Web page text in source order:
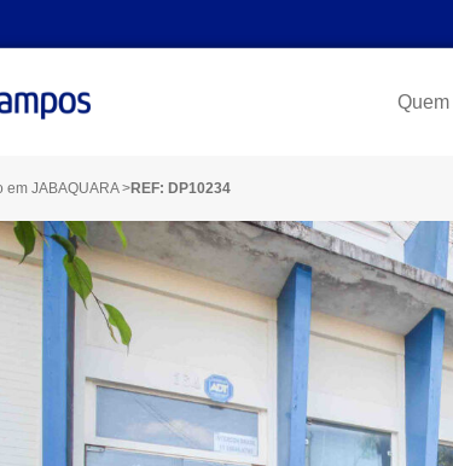
em JABAQUARA >REF: DP10234